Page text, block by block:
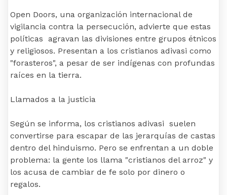
Open Doors, una organización internacional de
vigilancia contra la persecución, advierte que estas
políticas agravan las divisiones entre grupos étnicos
y religiosos. Presentan a los cristianos adivasi como
"forasteros", a pesar de ser indígenas con profundas
raíces en la tierra.
Llamados a la justicia
Según se informa, los cristianos adivasi suelen
convertirse para escapar de las jerarquías de castas
dentro del hinduismo. Pero se enfrentan a un doble
problema: la gente los llama "cristianos del arroz" y
los acusa de cambiar de fe solo por dinero o
regalos.